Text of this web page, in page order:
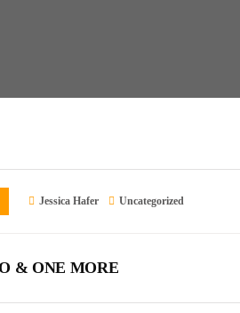
Jessica Hafer Uncategorized
& ONE MORE